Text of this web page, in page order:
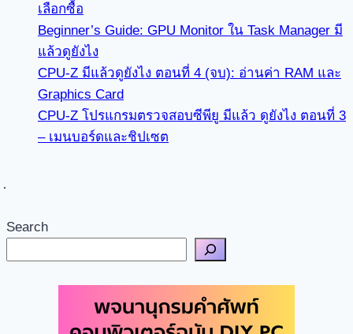
เลือกซื้อ
Beginner’s Guide: GPU Monitor ใน Task Manager มี
แล้วดูยังไง
CPU-Z มีแล้วดูยังไง ตอนที่ 4 (จบ): อ่านค่า RAM และ
Graphics Card
CPU-Z โปรแกรมตรวจสอบซีพียู มีแล้ว ดูยังไง ตอนที่ 3
– เมนบอร์ดและชิปเซต
Search